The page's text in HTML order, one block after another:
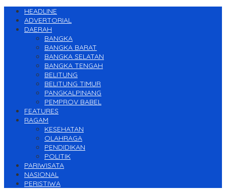
HEADLINE
ADVERTORIAL
DAERAH
BANGKA
BANGKA BARAT
BANGKA SELATAN
BANGKA TENGAH
BELITUNG
BELITUNG TIMUR
PANGKALPINANG
PEMPROV BABEL
FEATURES
RAGAM
KESEHATAN
OLAHRAGA
PENDIDIKAN
POLITIK
PARIWISATA
NASIONAL
PERISTIWA